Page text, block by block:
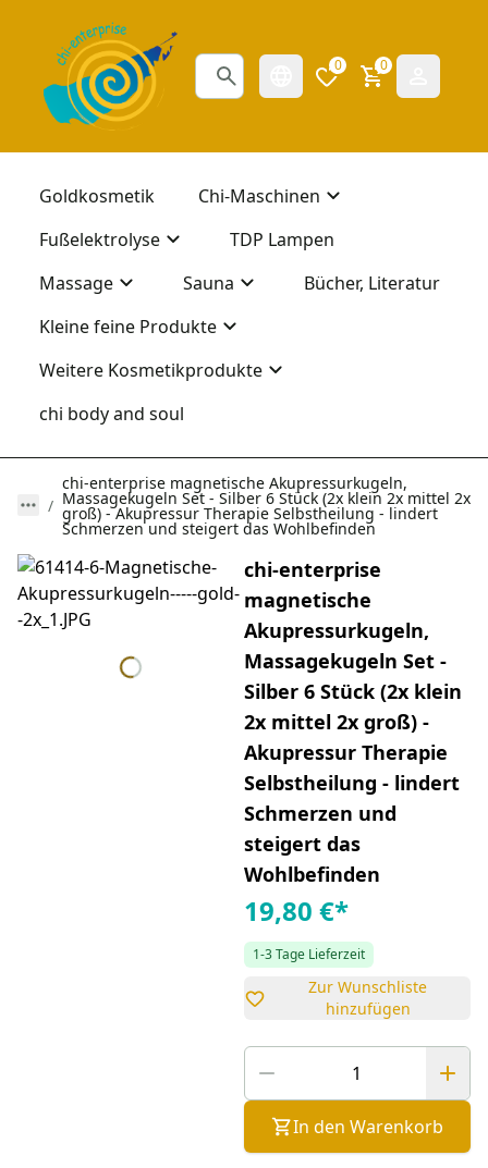
0 0
Goldkosmetik
Chi-Maschinen
Fußelektrolyse
TDP Lampen
Massage
Sauna
Bücher, Literatur
Kleine feine Produkte
Weitere Kosmetikprodukte
chi body and soul
chi-enterprise magnetische Akupressurkugeln,
Massagekugeln Set - Silber 6 Stück (2x klein 2x mittel 2x
groß) - Akupressur Therapie Selbstheilung - lindert
Schmerzen und steigert das Wohlbefinden
chi-enterprise
magnetische
Akupressurkugeln,
Massagekugeln Set -
Silber 6 Stück (2x klein
2x mittel 2x groß) -
Akupressur Therapie
Selbstheilung - lindert
Schmerzen und
steigert das
Wohlbefinden
19,80 €*
1-3 Tage Lieferzeit
Zur Wunschliste
hinzufügen
In den Warenkorb